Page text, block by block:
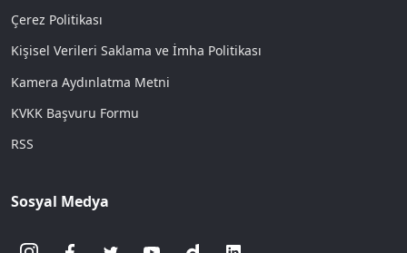
Çerez Politikası
Kişisel Verileri Saklama ve İmha Politikası
Kamera Aydınlatma Metni
KVKK Başvuru Formu
RSS
Sosyal Medya